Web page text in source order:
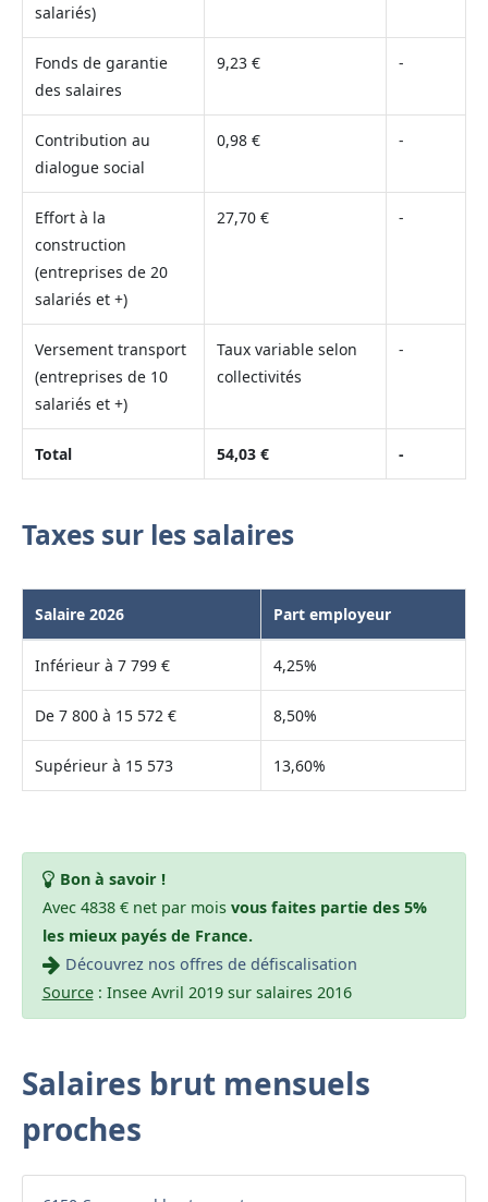
salariés)
Fonds de garantie
des salaires
9,23 € -
Contribution au
dialogue social
0,98 € -
Effort à la
construction
(entreprises de 20
salariés et +)
27,70 € -
Versement transport
(entreprises de 10
salariés et +)
Taux variable selon
collectivités
-
Total 54,03 € -
Taxes sur les salaires
Salaire 2026 Part employeur
Inférieur à 7 799 € 4,25%
De 7 800 à 15 572 € 8,50%
Supérieur à 15 573 13,60%
Bon à savoir !
Avec 4838 € net par mois vous faites partie des 5%
les mieux payés de France.
Découvrez nos offres de défiscalisation
Source: Insee Avril 2019 sur salaires 2016
Salaires brut mensuels
proches